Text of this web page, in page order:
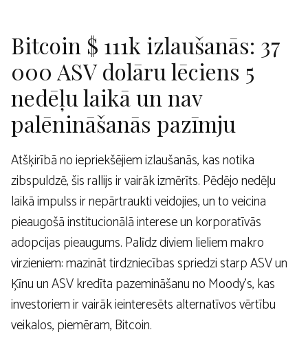
Bitcoin $ 111k izlaušanās: 37
000 ASV dolāru lēciens 5
nedēļu laikā un nav
palēnināšanās pazīmju
Atšķirībā no iepriekšējiem izlaušanās, kas notika
zibspuldzē, šis rallijs ir vairāk izmērīts. Pēdējo nedēļu
laikā impulss ir nepārtraukti veidojies, un to veicina
pieaugošā institucionālā interese un korporatīvās
adopcijas pieaugums. Palīdz diviem lieliem makro
virzieniem: mazināt tirdzniecības spriedzi starp ASV un
Ķīnu un ASV kredīta pazemināšanu no Moody’s, kas
investoriem ir vairāk ieinteresēts alternatīvos vērtību
veikalos, piemēram, Bitcoin.